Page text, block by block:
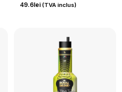
49.6lei (TVA inclus)